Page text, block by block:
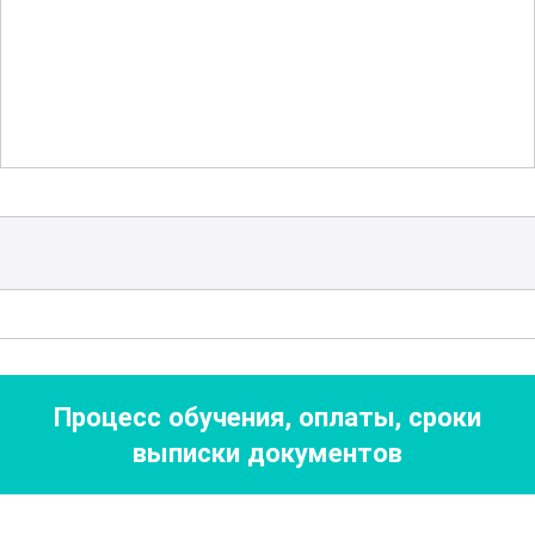
применению селена в различных
а также о его биологических свойствах
и использовании в качестве добавки в
пищевых продуктах и лекарствах.
Для лучшего усвоения материала
Процесс обучения, оплаты, сроки
выписки документов